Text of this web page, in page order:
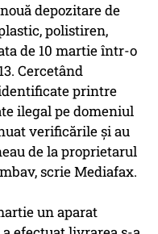
depozitare de
polistiren,
de 10 martie într-o
Cercetând
printre
ilegal pe domeniul
verificările și au
de la proprietarul
scrie Mediafax.
un aparat